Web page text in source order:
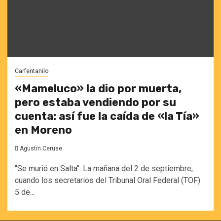
Carfentanilo
«Mameluco» la dio por muerta,
pero estaba vendiendo por su
cuenta: así fue la caída de «la Tía»
en Moreno
Agustín Ceruse
"Se murió en Salta". La mañana del 2 de septiembre,
cuando los secretarios del Tribunal Oral Federal (TOF)
5 de...